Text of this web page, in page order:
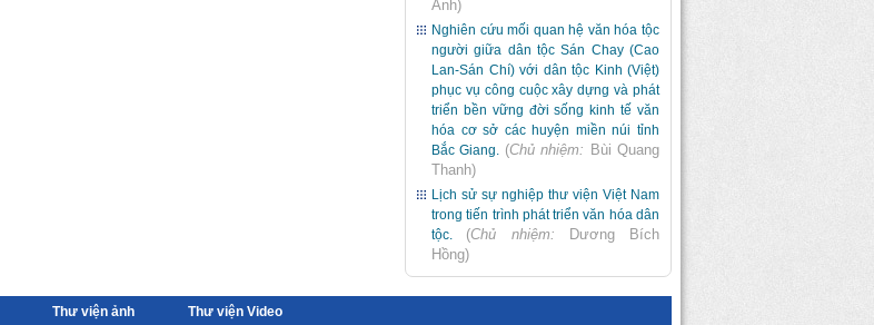
Ánh)
Nghiên cứu mối quan hệ văn hóa tộc
người giữa dân tộc Sán Chay (Cao
Lan-Sán Chí) với dân tộc Kinh (Việt)
phục vụ công cuộc xây dựng và phát
triển bền vững đời sống kinh tế văn
hóa cơ sở các huyện miền núi tỉnh
Bắc Giang. (Chủ nhiệm: Bùi Quang
Thanh)
Lịch sử sự nghiệp thư viện Việt Nam
trong tiến trình phát triển văn hóa dân
tộc.
(Chủ nhiệm:
Dương Bích
Hồng)
Thư viện ảnh Thư viện Video